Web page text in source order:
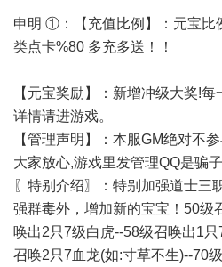
申明 ①：【充值比例】：元宝比
类点卡%80 多充多送！！
【元宝奖励】：新增冲级大奖!
详情请进游戏。
【管理声明】：本服GM绝对不
大家放心,游戏里发管理QQ是骗
〖特别介绍〗：特别加强道士三
强群毒外，增加新的宝宝！50级
唤出2只7级白虎--58级召唤出1
召唤2只7血龙(如:寸草不生)--70